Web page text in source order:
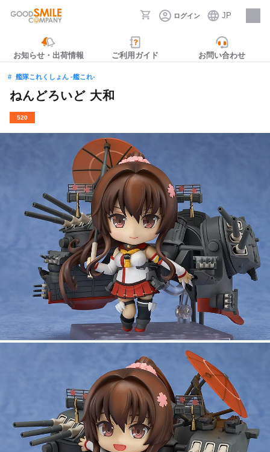
ログイン JP
採用情報
お知らせ・出荷情報 ご利用ガイド お問い合わせ
艦隊これくしょん ‐艦これ‐
ねんどろいど 大和
520